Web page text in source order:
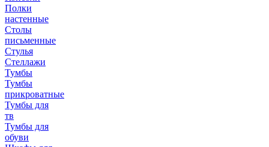
Полки
настенные
Столы
письменные
Стулья
Стеллажи
Тумбы
Тумбы
прикроватные
Тумбы для
тв
Тумбы для
обуви